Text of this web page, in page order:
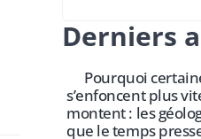
Derniers
Pourquoi
s’enfoncent plus
montent : les
que le temps